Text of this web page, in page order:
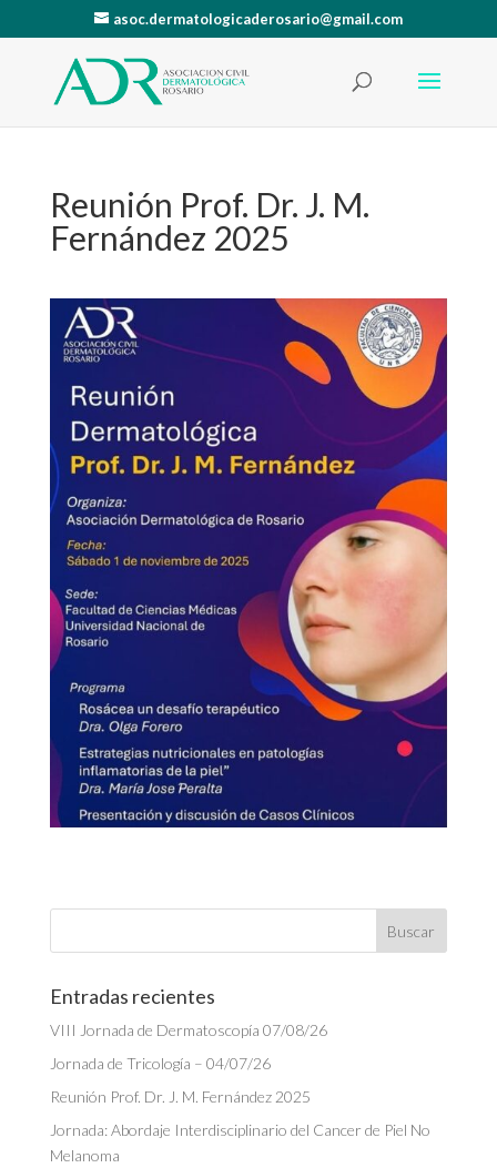
asoc.dermatologicaderosario@gmail.com
Reunión Prof. Dr. J. M.
Fernández 2025
Entradas recientes
VIII Jornada de Dermatoscopía 07/08/26
Jornada de Tricología – 04/07/26
Reunión Prof. Dr. J. M. Fernández 2025
Jornada: Abordaje Interdisciplinario del Cancer de Piel No
Melanoma